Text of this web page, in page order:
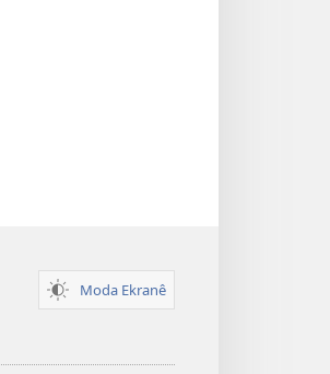
Moda Ekranê